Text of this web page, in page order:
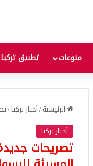
منوعات تطبيق
الرئيسية/أخبار تركيا/
أخبار تركيا
تصريحات